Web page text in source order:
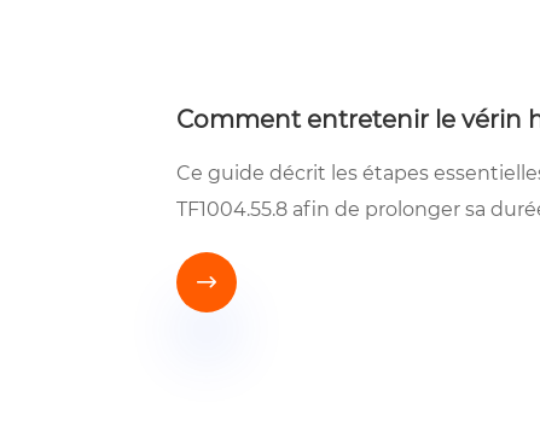
Comment entretenir le vérin
Ce guide décrit les étapes
TF1004.55.8 afin de prolonger sa
